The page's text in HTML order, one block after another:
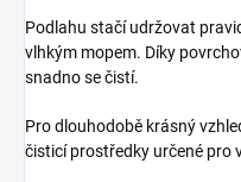
Podlahu stačí udržovat
vlhkým mopem. Díky
snadno se čistí.
Pro dlouhodobě krásný
čisticí prostředky určené pro